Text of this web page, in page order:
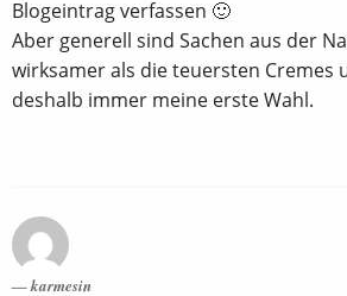
Blogeintrag verfassen 🙂
Aber generell sind Sachen aus der
wirksamer als die teuersten Cremes
deshalb immer meine erste Wahl.
karmesin